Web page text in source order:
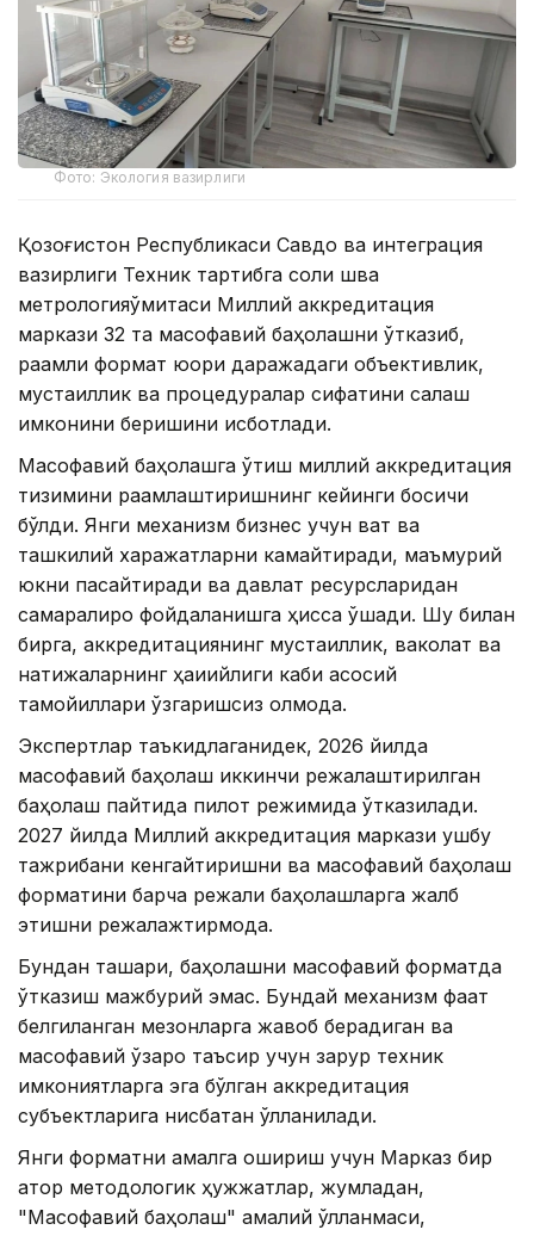
Фото: Экология вазирлиги
Қозоғистон Республикаси Савдо ва интеграция
вазирлиги Техник тартибга соли шва
метрологияқўмитаси Миллий аккредитация
маркази 32 та масофавий баҳолашни ўтказиб,
рақамли формат юқори даражадаги объективлик,
мустақиллик ва процедуралар сифатини сақлаш
имконини беришини исботлади.
Масофавий баҳолашга ўтиш миллий аккредитация
тизимини рақамлаштиришнинг кейинги босқичи
бўлди. Янги механизм бизнес учун вақт ва
ташкилий харажатларни камайтиради, маъмурий
юкни пасайтиради ва давлат ресурсларидан
самаралироқ фойдаланишга ҳисса қўшади. Шу билан
бирга, аккредитациянинг мустақиллик, ваколат ва
натижаларнинг ҳақиқийлиги каби асосий
тамойиллари ўзгаришсиз қолмоқда.
Экспертлар таъкидлаганидек, 2026 йилда
масофавий баҳолаш иккинчи режалаштирилган
баҳолаш пайтида пилот режимида ўтказилади.
2027 йилда Миллий аккредитация маркази ушбу
тажрибани кенгайтиришни ва масофавий баҳолаш
форматини барча режали баҳолашларга жалб
этишни режалажтирмоқда.
Бундан ташқари, баҳолашни масофавий форматда
ўтказиш мажбурий эмас. Бундай механизм фақат
белгиланган мезонларга жавоб берадиган ва
масофавий ўзаро таъсир учун зарур техник
имкониятларга эга бўлган аккредитация
субъектларига нисбатан қўлланилади.
Янги форматни амалга ошириш учун Марказ бир
қатор методологик ҳужжатлар, жумладан,
"Масофавий баҳолаш" амалий қўлланмаси,